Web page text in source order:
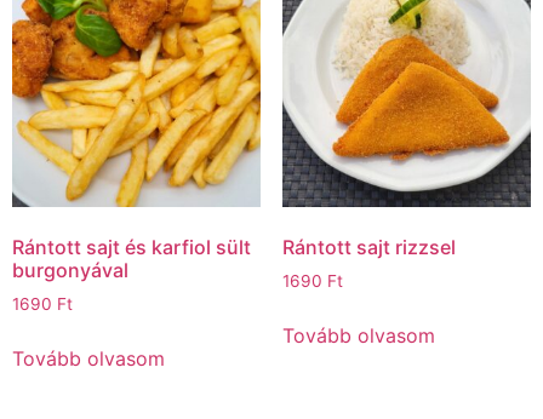
Rántott sajt és karfiol sült
burgonyával
1690 Ft
Tovább olvasom
Rántott sajt rizzsel
1690 Ft
Tovább olvasom